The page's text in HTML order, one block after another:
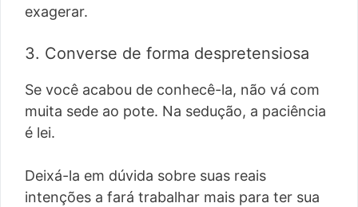
exagerar.
3. Converse de forma despretensiosa
Se você acabou de conhecê-la, não vá com
muita sede ao pote. Na sedução, a paciência
é lei.
Deixá-la em dúvida sobre suas reais
intenções a fará trabalhar mais para ter sua